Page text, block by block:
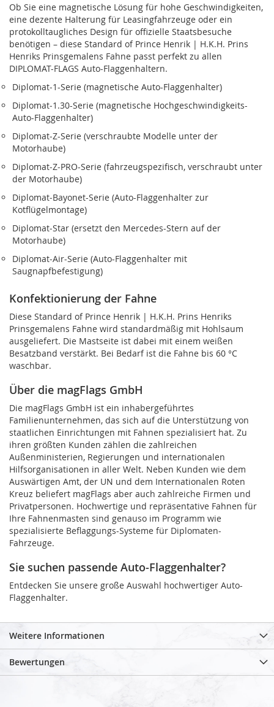
Ob Sie eine magnetische Lösung für hohe Geschwindigkeiten,
eine dezente Halterung für Leasingfahrzeuge oder ein
protokolltaugliches Design für offizielle Staatsbesuche
benötigen – diese Standard of Prince Henrik | H.K.H. Prins
Henriks Prinsgemalens Fahne passt perfekt zu allen
DIPLOMAT-FLAGS Auto-Flaggenhaltern.
Diplomat‑1-Serie (magnetische Auto-Flaggenhalter)
Diplomat‑1.30-Serie (magnetische Hochgeschwindigkeits-
Auto-Flaggenhalter)
Diplomat‑Z-Serie (verschraubte Modelle unter der
Motorhaube)
Diplomat‑Z‑PRO-Serie (fahrzeugspezifisch, verschraubt unter
der Motorhaube)
Diplomat‑Bayonet-Serie (Auto-Flaggenhalter zur
Kotflügelmontage)
Diplomat‑Star (ersetzt den Mercedes-Stern auf der
Motorhaube)
Diplomat‑Air-Serie (Auto-Flaggenhalter mit
Saugnapfbefestigung)
Konfektionierung der Fahne
Diese Standard of Prince Henrik | H.K.H. Prins Henriks
Prinsgemalens Fahne wird standardmäßig mit Hohlsaum
ausgeliefert. Die Mastseite ist dabei mit einem weißen
Besatzband verstärkt. Bei Bedarf ist die Fahne bis 60 °C
waschbar.
Über die magFlags GmbH
Die magFlags GmbH ist ein inhabergeführtes
Familienunternehmen, das sich auf die Unterstützung von
staatlichen Einrichtungen mit Fahnen spezialisiert hat. Zu
ihren größten Kunden zählen die zahlreichen
Außenministerien, Regierungen und internationalen
Hilfsorganisationen in aller Welt. Neben Kunden wie dem
Auswärtigen Amt, der UN und dem Internationalen Roten
Kreuz beliefert magFlags aber auch zahlreiche Firmen und
Privatpersonen. Hochwertige und repräsentative Fahnen für
Ihre Fahnenmasten sind genauso im Programm wie
spezialisierte Beflaggungs-Systeme für Diplomaten-
Fahrzeuge.
Sie suchen passende Auto-Flaggenhalter?
Entdecken Sie unsere große Auswahl hochwertiger Auto-
Flaggenhalter.
Weitere Informationen
Bewertungen